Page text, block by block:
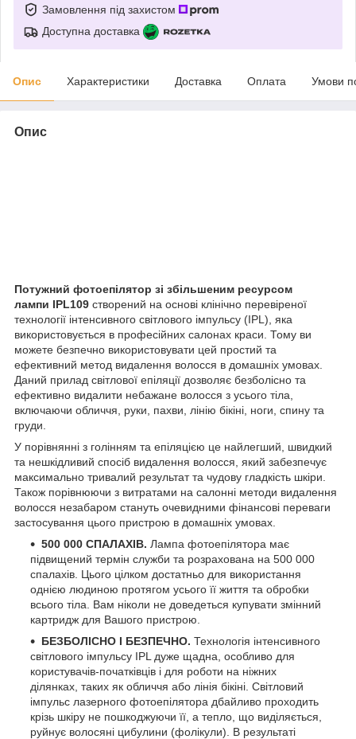
Замовлення під захистом
Доступна доставка
Опис Характеристики Доставка Оплата Умови
Опис
Потужний фотоепілятор зі збільшеним ресурсом
лампи IPL109 створений на основі клінічно перевіреної
технології інтенсивного світлового імпульсу (IPL), яка
використовується в професійних салонах краси. Тому ви
можете безпечно використовувати цей простий та
ефективний метод видалення волосся в домашніх умовах.
Даний прилад світлової епіляції дозволяє безболісно та
ефективно видалити небажане волосся з усього тіла,
включаючи обличчя, руки, пахви, лінію бікіні, ноги, спину та
груди.
У порівнянні з голінням та епіляцією це найлегший, швидкий
та нешкідливий спосіб видалення волосся, який забезпечує
максимально тривалий результат та чудову гладкість шкіри.
Також порівнюючи з витратами на салонні методи видалення
волосся незабаром стануть очевидними фінансові переваги
застосування цього пристрою в домашніх умовах.
500 000 СПАЛАХІВ. Лампа фотоепілятора має
підвищений термін служби та розрахована на 500 000
спалахів. Цього цілком достатньо для використання
однією людиною протягом усього її життя та обробки
всього тіла. Вам ніколи не доведеться купувати змінний
картридж для Вашого пристрою.
БЕЗБОЛІСНО І БЕЗПЕЧНО. Технологія інтенсивного
світлового імпульсу IPL дуже щадна, особливо для
користувачів-початківців і для роботи на ніжних
ділянках, таких як обличчя або лінія бікіні. Світловий
імпульс лазерного фотоепілятора дбайливо проходить
крізь шкіру не пошкоджуючи її, а тепло, що виділяється,
руйнує волосяні цибулини (фолікули). В результаті